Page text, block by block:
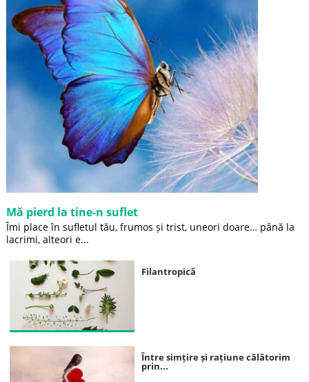
Mă pierd la tine-n suflet
Îmi place în sufletul tău, frumos și trist, uneori doare… până la
lacrimi, alteori e...
Filantropică
Între simțire și rațiune călătorim
prin...